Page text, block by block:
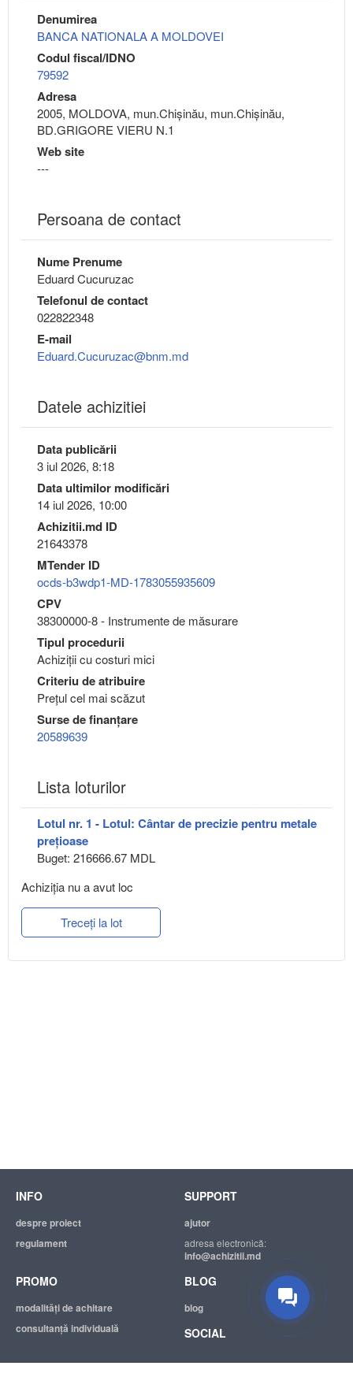
Denumirea
BANCA NATIONALA A MOLDOVEI
Codul fiscal/IDNO
79592
Adresa
2005, MOLDOVA, mun.Chişinău, mun.Chişinău,
BD.GRIGORE VIERU N.1
Web site
---
Persoana de contact
Nume Prenume
Eduard Cucuruzac
Telefonul de contact
022822348
E-mail
Eduard.Cucuruzac@bnm.md
Datele achizitiei
Data publicării
3 iul 2026, 8:18
Data ultimilor modificări
14 iul 2026, 10:00
Achizitii.md ID
21643378
MTender ID
ocds-b3wdp1-MD-1783055935609
CPV
38300000-8 - Instrumente de măsurare
Tipul procedurii
Achiziții cu costuri mici
Criteriu de atribuire
Preţul cel mai scăzut
Surse de finanțare
20589639
Lista loturilor
Lotul nr. 1 - Lotul: Cântar de precizie pentru metale
prețioase
Buget: 216666.67 MDL
Achiziţia nu a avut loc
Treceți la lot
INFO
despre proiect
regulament
SUPPORT
ajutor
adresa electronică:
info@achizitii.md
PROMO
modalităţi de achitare
consultanță individuală
BLOG
blog
SOCIAL